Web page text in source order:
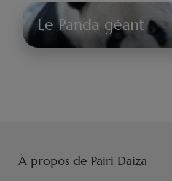
Le
Le Panda géant
À propos de Pairi Daiza